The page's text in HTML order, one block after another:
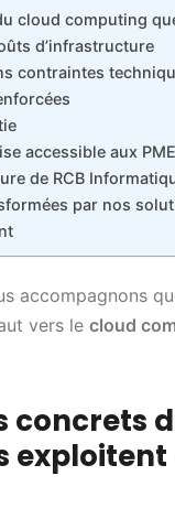
cloud computing
d’infrastructure
contraintes
accessible aux PME
de RCB
par nos
accompagnons
vers le cloud
concrets
exploitent